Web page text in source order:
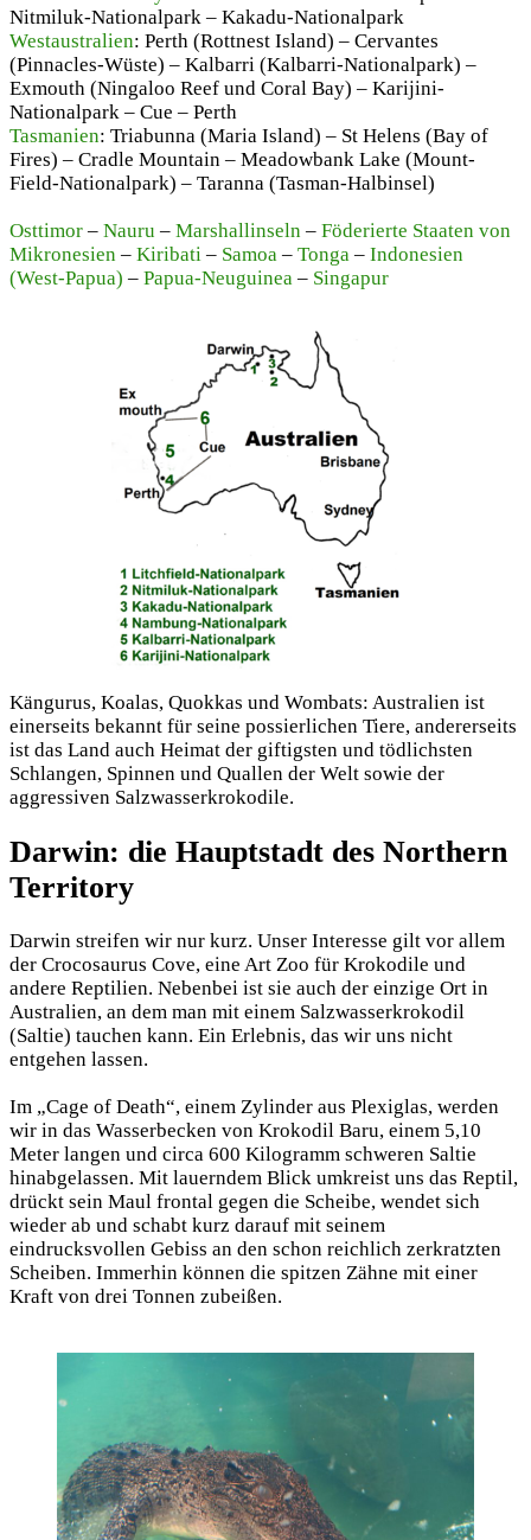
Nitmiluk-Nationalpark – Kakadu-Nationalpark
Westaustralien: Perth (Rottnest Island) – Cervantes
(Pinnacles-Wüste) – Kalbarri (Kalbarri-Nationalpark) –
Exmouth (Ningaloo Reef und Coral Bay) – Karijini-
Nationalpark – Cue – Perth
Tasmanien: Triabunna (Maria Island) – St Helens (Bay of
Fires) – Cradle Mountain – Meadowbank Lake (Mount-
Field-Nationalpark) – Taranna (Tasman-Halbinsel)
Osttimor – Nauru – Marshallinseln – Föderierte Staaten von
Mikronesien – Kiribati – Samoa – Tonga – Indonesien
(West-Papua) – Papua-Neuguinea – Singapur
Kängurus, Koalas, Quokkas und Wombats: Australien ist
einerseits bekannt für seine possierlichen Tiere, andererseits
ist das Land auch Heimat der giftigsten und tödlichsten
Schlangen, Spinnen und Quallen der Welt sowie der
aggressiven Salzwasserkrokodile.
Darwin: die Hauptstadt des Northern
Territory
Darwin streifen wir nur kurz. Unser Interesse gilt vor allem
der Crocosaurus Cove, eine Art Zoo für Krokodile und
andere Reptilien. Nebenbei ist sie auch der einzige Ort in
Australien, an dem man mit einem Salzwasserkrokodil
(Saltie) tauchen kann. Ein Erlebnis, das wir uns nicht
entgehen lassen.
Im „Cage of Death“, einem Zylinder aus Plexiglas, werden
wir in das Wasserbecken von Krokodil Baru, einem 5,10
Meter langen und circa 600 Kilogramm schweren Saltie
hinabgelassen. Mit lauerndem Blick umkreist uns das Reptil,
drückt sein Maul frontal gegen die Scheibe, wendet sich
wieder ab und schabt kurz darauf mit seinem
eindrucksvollen Gebiss an den schon reichlich zerkratzten
Scheiben. Immerhin können die spitzen Zähne mit einer
Kraft von drei Tonnen zubeißen.